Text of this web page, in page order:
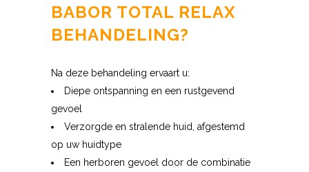
BABOR TOTAL RELAX
BEHANDELING?
Na deze behandeling ervaart u:
Diepe ontspanning en een rustgevend
gevoel
Verzorgde en stralende huid, afgestemd
op uw huidtype
Een herboren gevoel door de combinatie